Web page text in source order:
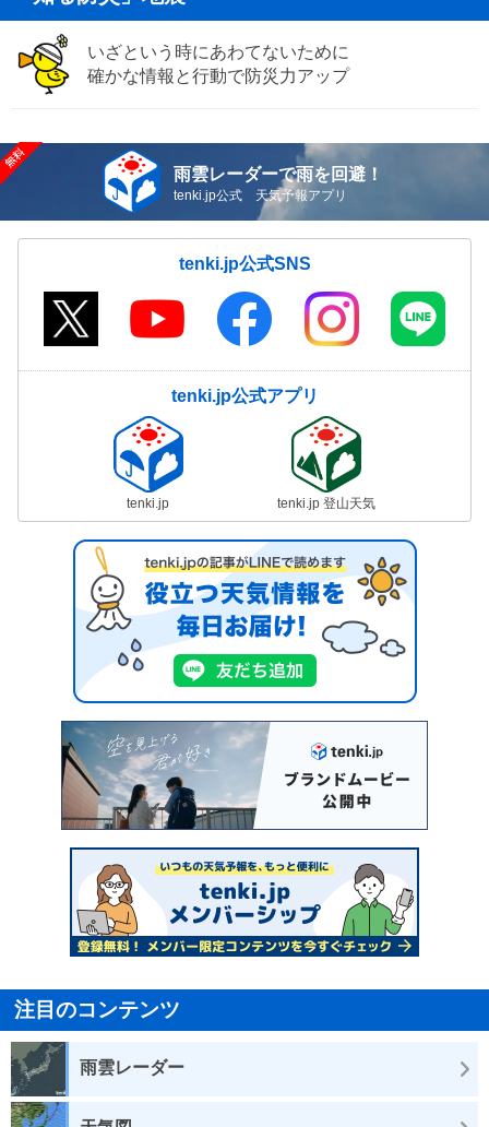
いざという時にあわてないために
確かな情報と行動で防災力アップ
雨雲レーダーで雨を回避！
tenki.jp公式 天気予報アプリ
tenki.jp公式SNS
tenki.jp公式アプリ
tenki.jp tenki.jp 登山天気
注目のコンテンツ
雨雲レーダー